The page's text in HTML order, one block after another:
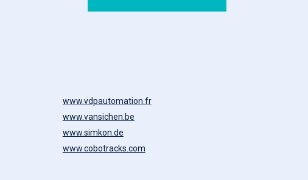
www.vdpautomation.fr
www.vansichen.be
www.simkon.de
www.cobotracks.com